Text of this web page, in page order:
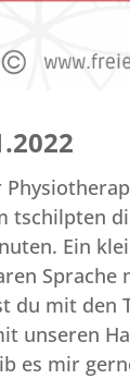
tschilpten
Ein
Sprache
du mit
unseren
es mir